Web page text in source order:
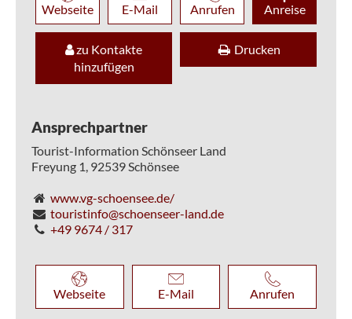
Webseite E-Mail Anrufen Anreise
zu Kontakte
hinzufügen
Drucken
Ansprechpartner
Tourist-Information Schönseer Land
Freyung 1, 92539Schönsee
www.vg-schoensee.de/
touristinfo@schoenseer-land.de
+49 9674 / 317
Webseite E-Mail Anrufen